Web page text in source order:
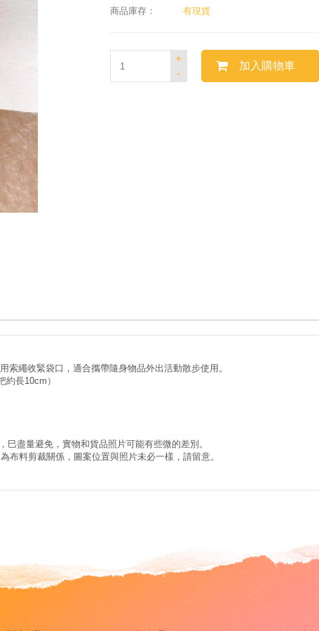
商品庫存：
有現貨
-
+
加入購物車
繩收緊袋口，適合攜帶隨身物品外出活動散步使用。
長10cm）
盡量避免，實物和貨品照片可能有些微的差別。
布料剪裁關係，圖案位置與照片未必一樣，請留意。